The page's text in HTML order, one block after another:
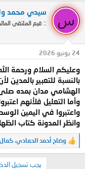
ف
ع
ل
ا
ت
:
س
سيدي محمد
:: قيم الملتقى
24 يونيو 2026
وعليكم السلام ورحمة
بالنسبة للتعبير
الهشامي مدان بمده صلى
وأما التعليل فلأنهم
واعتبروا في اليمين
وانظر المدونة كتاب
ا
ل
وضاح أحمد الحمادي،
يجب تسجيل